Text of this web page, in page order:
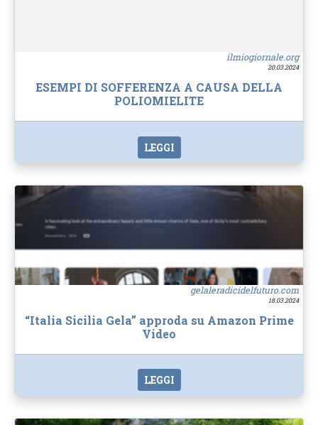
ilmiogiornale.org
20.03.2024
ESEMPI DI SOFFERENZA A CAUSA DELLA
POLIOMIELITE
LEGGI
gelaleradicidelfuturo.com
18.03.2024
“Italia Sicilia Gela” approda su Amazon Prime
Video
LEGGI